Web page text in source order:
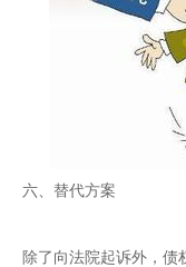
六、替代方案
除了向法院起诉外，债